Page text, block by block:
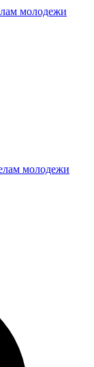
молодежи
молодежи